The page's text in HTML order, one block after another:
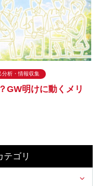
分析・情報収集
GW明けに動くメリ
テゴリ